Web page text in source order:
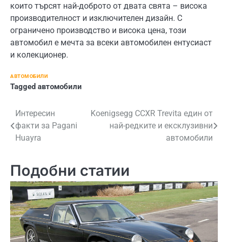
които търсят най-доброто от двата свята – висока
производителност и изключителен дизайн. С
ограничено производство и висока цена, този
автомобил е мечта за всеки автомобилен ентусиаст
и колекционер.
АВТОМОБИЛИ
Tagged автомобили
Навигация
Интересин
факти за Pagani
Huayra
Koenigsegg CCXR Trevita един от
най-редките и ексклузивни
автомобили
Подобни статии